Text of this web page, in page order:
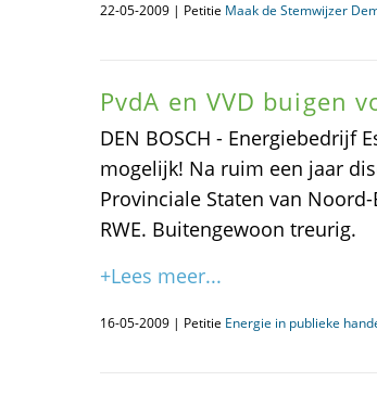
22-05-2009 | Petitie Maak de Stemwijzer
PvdA en VVD buigen
DEN BOSCH - Energiebedrijf
mogelijk! Na ruim een jaar
Provinciale Staten van
RWE. Buitengewoon treurig.
+Lees meer...
16-05-2009 | Petitie Energie in publieke